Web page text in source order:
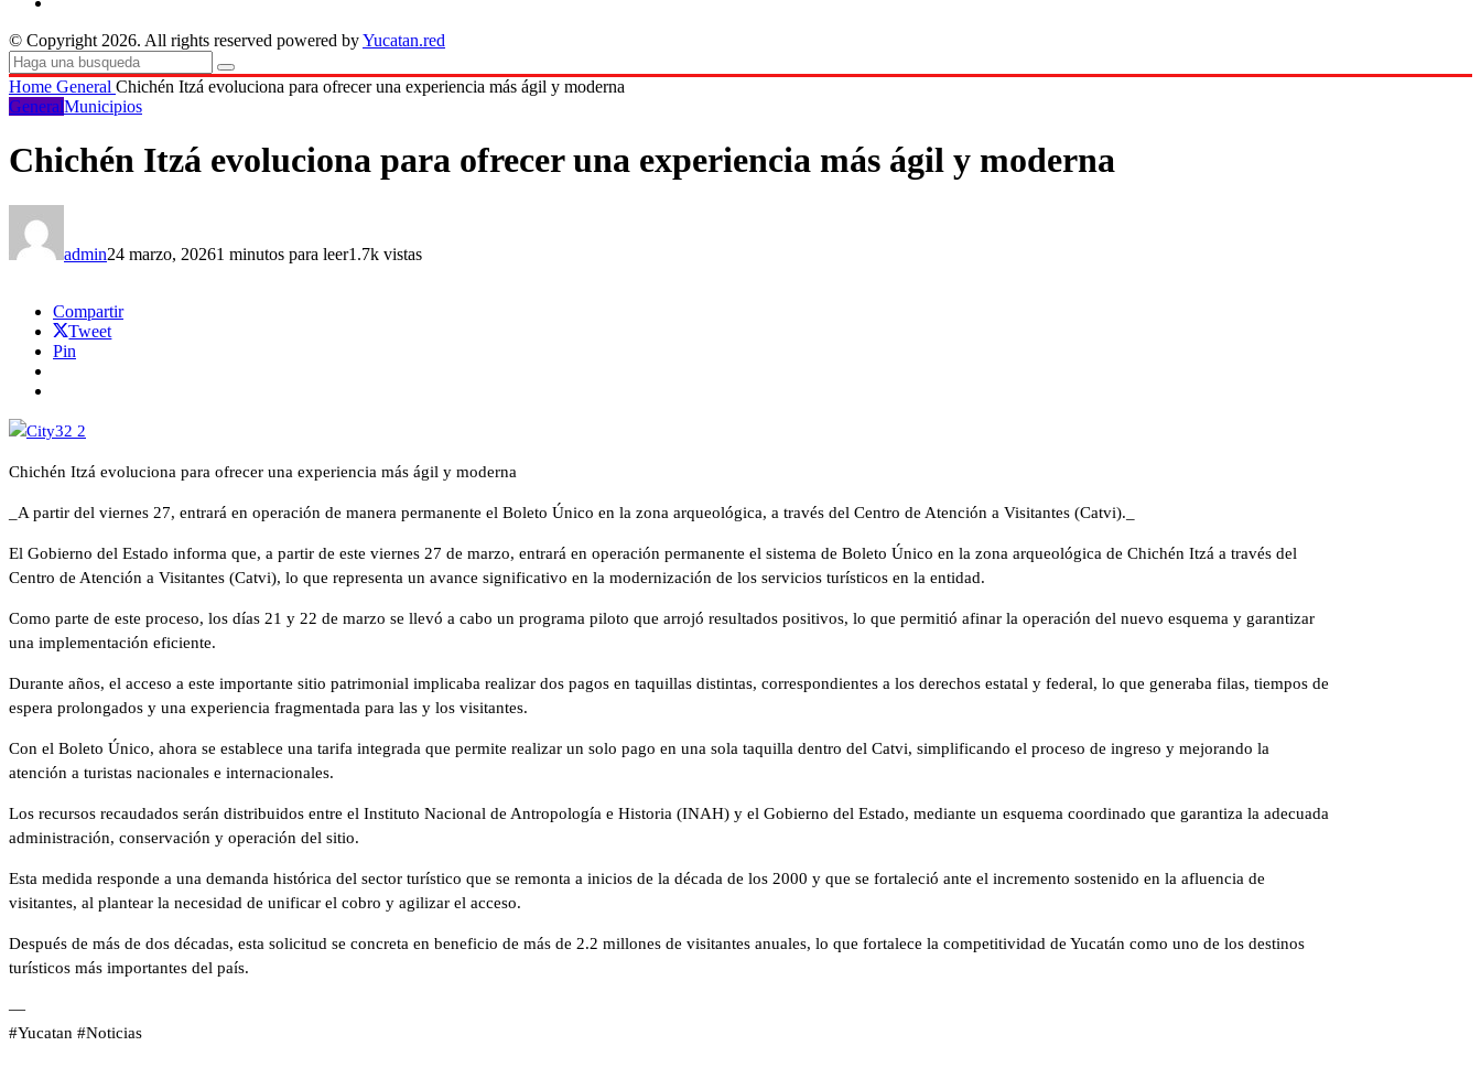
© Copyright 2026. All rights reserved powered byYucatan.red
Home General Chichén Itzá evoluciona para ofrecer una experiencia más ágil y moderna
GeneralMunicipios
Chichén Itzá evoluciona para ofrecer una experiencia más ágil y moderna
admin24 marzo, 20261 minutos para leer1.7k vistas
Compartir
Tweet
Pin
Chichén Itzá evoluciona para ofrecer una experiencia más ágil y moderna
_A partir del viernes 27, entrará en operación de manera permanente el Boleto Único en la zona arqueológica, a través del Centro de Atención a Visitantes (Catvi)._
El Gobierno del Estado informa que, a partir de este viernes 27 de marzo, entrará en operación permanente el sistema de Boleto Único en la zona arqueológica de Chichén Itzá a través del
Centro de Atención a Visitantes (Catvi), lo que representa un avance significativo en la modernización de los servicios turísticos en la entidad.
Como parte de este proceso, los días 21 y 22 de marzo se llevó a cabo un programa piloto que arrojó resultados positivos, lo que permitió afinar la operación del nuevo esquema y garantizar
una implementación eficiente.
Durante años, el acceso a este importante sitio patrimonial implicaba realizar dos pagos en taquillas distintas, correspondientes a los derechos estatal y federal, lo que generaba filas, tiempos de
espera prolongados y una experiencia fragmentada para las y los visitantes.
Con el Boleto Único, ahora se establece una tarifa integrada que permite realizar un solo pago en una sola taquilla dentro del Catvi, simplificando el proceso de ingreso y mejorando la
atención a turistas nacionales e internacionales.
Los recursos recaudados serán distribuidos entre el Instituto Nacional de Antropología e Historia (INAH) y el Gobierno del Estado, mediante un esquema coordinado que garantiza la adecuada
administración, conservación y operación del sitio.
Esta medida responde a una demanda histórica del sector turístico que se remonta a inicios de la década de los 2000 y que se fortaleció ante el incremento sostenido en la afluencia de
visitantes, al plantear la necesidad de unificar el cobro y agilizar el acceso.
Después de más de dos décadas, esta solicitud se concreta en beneficio de más de 2.2 millones de visitantes anuales, lo que fortalece la competitividad de Yucatán como uno de los destinos
turísticos más importantes del país.
—
#Yucatan #Noticias